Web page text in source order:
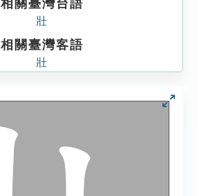
相關臺灣台語
壯
相關臺灣客語
壯